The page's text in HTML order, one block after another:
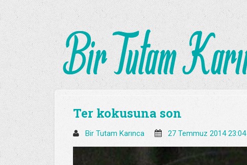
Ter kokusuna son
Bir Tutam Karınca 27 Temmuz 2014 23:04